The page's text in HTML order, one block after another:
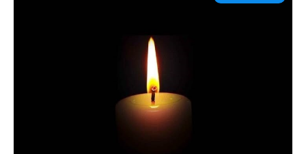
subtitluAdaugă aici
textul pentru
subtitluAdaugă aici
textul pentru
subtitluAdaugă aici